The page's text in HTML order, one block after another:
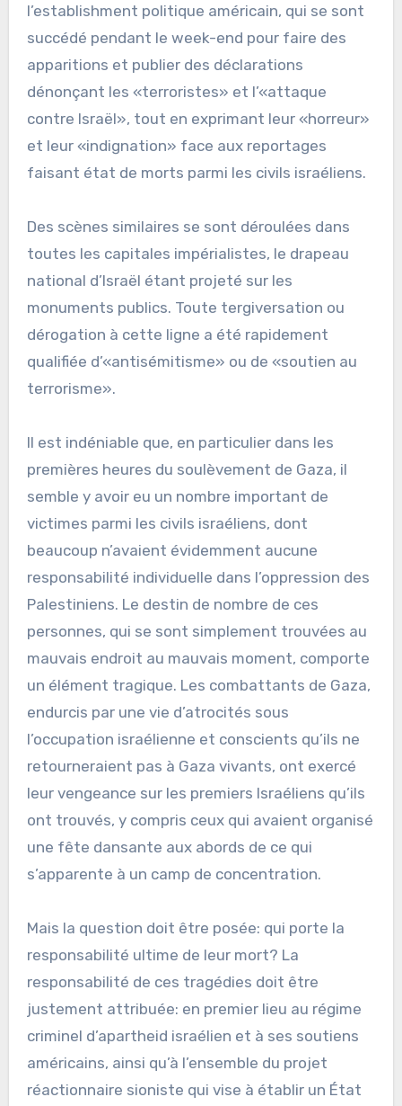
l’establishment politique américain, qui se sont
succédé pendant le week-end pour faire des
apparitions et publier des déclarations
dénonçant les «terroristes» et l’«attaque
contre Israël», tout en exprimant leur «horreur»
et leur «indignation» face aux reportages
faisant état de morts parmi les civils israéliens.
Des scènes similaires se sont déroulées dans
toutes les capitales impérialistes, le drapeau
national d’Israël étant projeté sur les
monuments publics. Toute tergiversation ou
dérogation à cette ligne a été rapidement
qualifiée d’«antisémitisme» ou de «soutien au
terrorisme».
Il est indéniable que, en particulier dans les
premières heures du soulèvement de Gaza, il
semble y avoir eu un nombre important de
victimes parmi les civils israéliens, dont
beaucoup n’avaient évidemment aucune
responsabilité individuelle dans l’oppression des
Palestiniens. Le destin de nombre de ces
personnes, qui se sont simplement trouvées au
mauvais endroit au mauvais moment, comporte
un élément tragique. Les combattants de Gaza,
endurcis par une vie d’atrocités sous
l’occupation israélienne et conscients qu’ils ne
retourneraient pas à Gaza vivants, ont exercé
leur vengeance sur les premiers Israéliens qu’ils
ont trouvés, y compris ceux qui avaient organisé
une fête dansante aux abords de ce qui
s’apparente à un camp de concentration.
Mais la question doit être posée: qui porte la
responsabilité ultime de leur mort? La
responsabilité de ces tragédies doit être
justement attribuée: en premier lieu au régime
criminel d’apartheid israélien et à ses soutiens
américains, ainsi qu’à l’ensemble du projet
réactionnaire sioniste qui vise à établir un État